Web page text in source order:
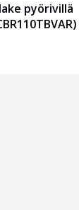
pyörivillä